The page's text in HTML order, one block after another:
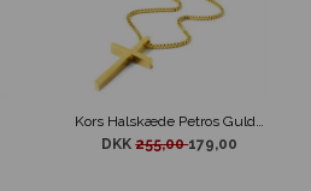
Kors Halskæde Petros Guld design
DKK255,00179,00